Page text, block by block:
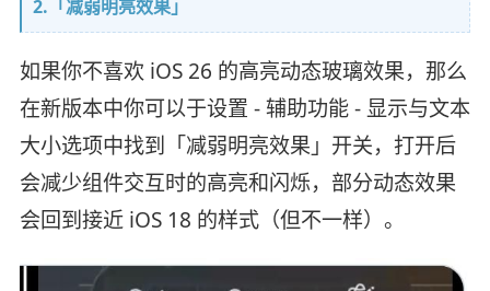
2.「减弱明亮效果」
如果你不喜欢 iOS 26 的高亮动态玻璃效果，那么
在新版本中你可以于设置 - 辅助功能 - 显示与文本
大小选项中找到「减弱明亮效果」开关，打开后
会减少组件交互时的高亮和闪烁，部分动态效果
会回到接近 iOS 18 的样式（但不一样）。